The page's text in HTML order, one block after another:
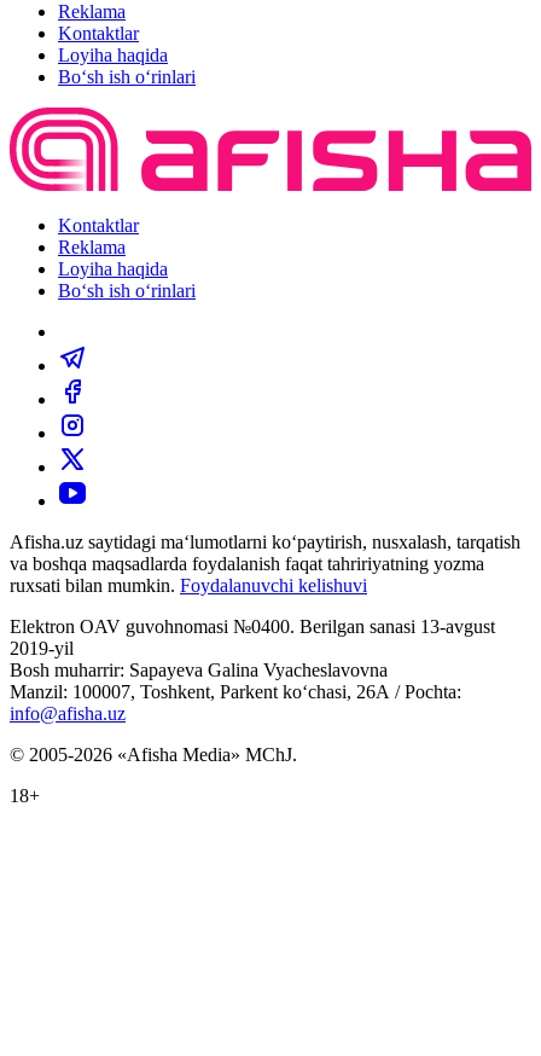
Reklama
Kontaktlar
Loyiha haqida
Bo‘sh ish o‘rinlari
Kontaktlar
Reklama
Loyiha haqida
Bo‘sh ish o‘rinlari
Afisha.uz saytidagi ma‘lumotlarni ko‘paytirish, nusxalash, tarqatish
va boshqa maqsadlarda foydalanish faqat tahririyatning yozma
ruxsati bilan mumkin. Foydalanuvchi kelishuvi
Elektron OAV guvohnomasi №0400. Berilgan sanasi 13-avgust
2019-yil
Bosh muharrir: Sapayeva Galina Vyacheslavovna
Manzil: 100007, Toshkent, Parkent ko‘chasi, 26А / Pochta:
info@afisha.uz
© 2005-2026 «Afisha Media» MChJ.
18+